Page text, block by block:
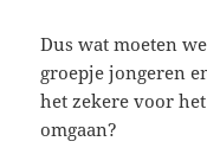
Dus wat moeten
groepje jongeren
het zekere voor
omgaan?